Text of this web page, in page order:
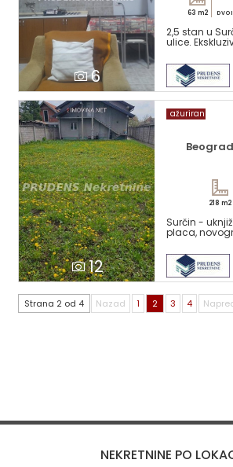
6
63 m2
2,5 stan u
ulice.
12
ažuriran
218 m2
Surčin -
placa,
Strana 2 od 4 Nazad 1 2 3 4
NEKRETNINE PO